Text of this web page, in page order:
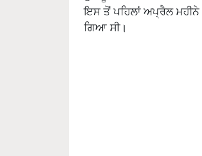
ਇਸ ਤੋਂ ਪਹਿਲਾਂ ਅਪ੍ਰੈਲ ਮਹੀਨੇ
ਗਿਆ ਸੀ।